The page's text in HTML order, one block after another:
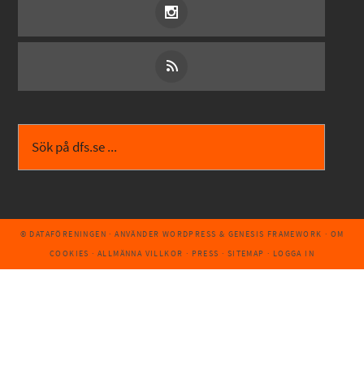
© DATAFÖRENINGEN · ANVÄNDER WORDPRESS & GENESIS FRAMEWORK · OM
COOKIES · ALLMÄNNA VILLKOR · PRESS · SITEMAP · LOGGA IN